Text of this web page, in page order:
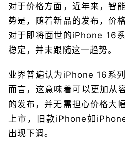
对于价格方面，近年来，智
势是，随着新品的发布，价
对于即将面世的iPhone 16
稳定，并未跟随这一趋势。
业界普遍认为iPhone 16系
而言，这意味着可以更加从
的发布，并无需担心价格大
上市，旧款iPhone如
出现下调。